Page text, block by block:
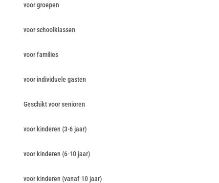
voor groepen
voor schoolklassen
voor families
voor individuele gasten
Geschikt voor senioren
voor kinderen (3-6 jaar)
voor kinderen (6-10 jaar)
voor kinderen (vanaf 10 jaar)